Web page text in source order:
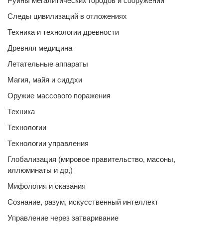
Следы цивилизаций в отложениях
Техника и технологии древности
Древняя медицина
Летательные аппараты
Магия, майя и сиддхи
Оружие массового поражения
Техника
Технологии
Технологии управления
Глобализация (мировое правительство, масоны,
иллюминаты и др,)
Мифология и сказания
Сознание, разум, искусственный интеллект
Управление через затваривание